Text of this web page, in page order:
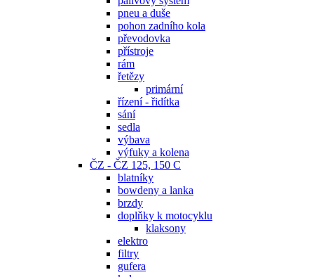
pneu a duše
pohon zadního kola
převodovka
přístroje
rám
řetězy
primární
řízení - řidítka
sání
sedla
výbava
výfuky a kolena
ČZ - ČZ 125, 150 C
blatníky
bowdeny a lanka
brzdy
doplňky k motocyklu
klaksony
elektro
filtry
gufera